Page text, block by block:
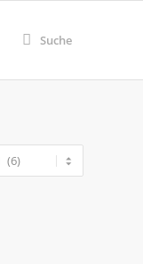
Suche